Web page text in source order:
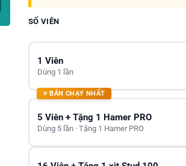
SỐ VIÊN
1 Viên
Dùng 1 lần
⭐ BÁN CHẠY NHẤT
5 Viên + Tặng 1 Hamer PRO
Dùng 5 lần · Tặng 1 Hamer PRO